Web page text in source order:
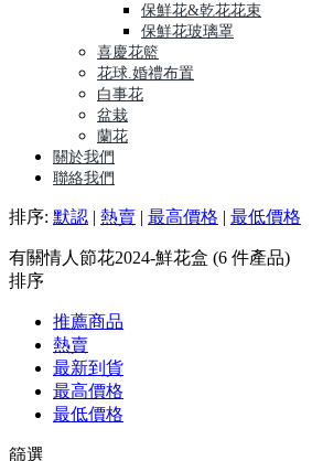
保鮮花&乾花花束
保鮮花玻璃罩
喜慶花籃
花球.婚禮布置
白事花
盆栽
蘭花
關於我們
聯絡我們
排序: 默認 | 熱賣 | 最高價格 | 最低價格
有關情人節花2024-鮮花盒 (6 件產品)
排序
推薦商品
熱賣
最新到貨
最高價格
最低價格
篩選